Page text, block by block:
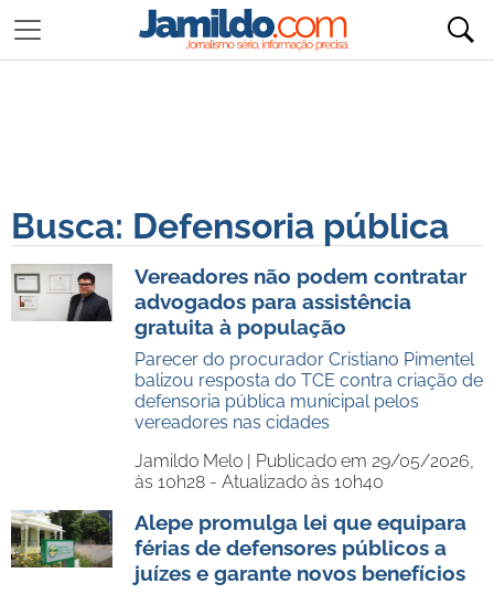
Busca: Defensoria pública
Vereadores não podem contratar
advogados para assistência
gratuita à população
Parecer do procurador Cristiano Pimentel
balizou resposta do TCE contra criação de
defensoria pública municipal pelos
vereadores nas cidades
Jamildo Melo | Publicado em 29/05/2026,
às 10h28 - Atualizado às 10h40
Alepe promulga lei que equipara
férias de defensores públicos a
juízes e garante novos benefícios